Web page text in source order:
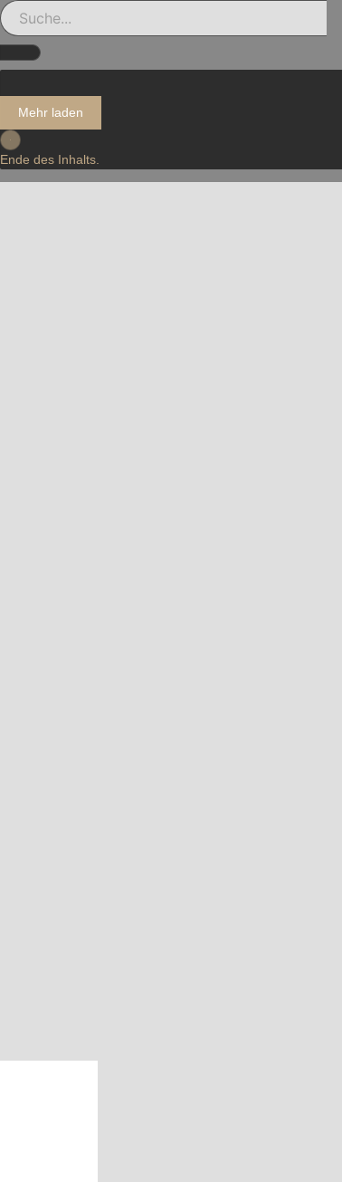
Mehr laden
Ende des Inhalts.